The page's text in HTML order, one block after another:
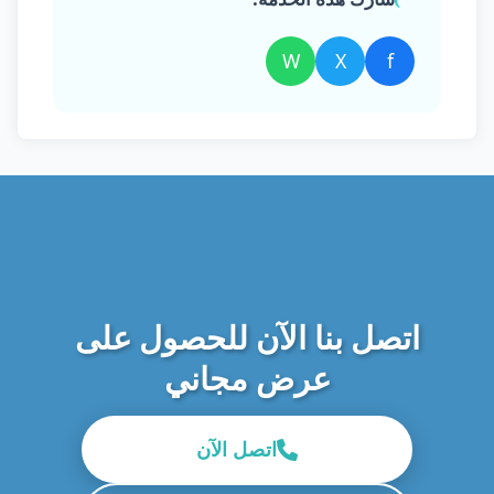
f
X
W
اتصل بنا الآن للحصول على
عرض مجاني
اتصل الآن